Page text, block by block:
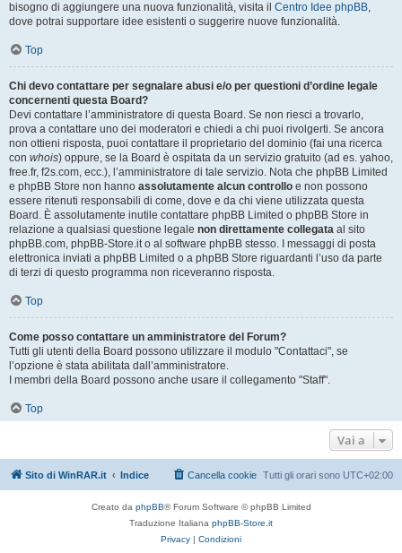
bisogno di aggiungere una nuova funzionalità, visita il Centro Idee phpBB,
dove potrai supportare idee esistenti o suggerire nuove funzionalità.
Top
Chi devo contattare per segnalare abusi e/o per questioni d’ordine legale
concernenti questa Board?
Devi contattare l’amministratore di questa Board. Se non riesci a trovarlo,
prova a contattare uno dei moderatori e chiedi a chi puoi rivolgerti. Se ancora
non ottieni risposta, puoi contattare il proprietario del dominio (fai una ricerca
con whois) oppure, se la Board è ospitata da un servizio gratuito (ad es. yahoo,
free.fr, f2s.com, ecc.), l’amministratore di tale servizio. Nota che phpBB Limited
e phpBB Store non hanno assolutamente alcun controllo e non possono
essere ritenuti responsabili di come, dove e da chi viene utilizzata questa
Board. È assolutamente inutile contattare phpBB Limited o phpBB Store in
relazione a qualsiasi questione legale non direttamente collegata al sito
phpBB.com, phpBB-Store.it o al software phpBB stesso. I messaggi di posta
elettronica inviati a phpBB Limited o a phpBB Store riguardanti l’uso da parte
di terzi di questo programma non riceveranno risposta.
Top
Come posso contattare un amministratore del Forum?
Tutti gli utenti della Board possono utilizzare il modulo "Contattaci", se
l’opzione è stata abilitata dall’amministratore.
I membri della Board possono anche usare il collegamento "Staff".
Top
Vai a
Sito di WinRAR.it Indice Tutti gli orari sono UTC+02:00
Cancella cookie
Creato da phpBB® Forum Software © phpBB Limited
Traduzione Italiana phpBB-Store.it
Privacy | Condizioni